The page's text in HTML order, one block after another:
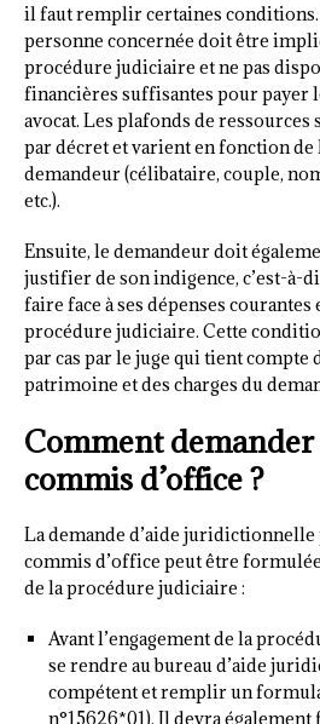
il faut remplir certaines conditions.
personne concernée doit être
procédure judiciaire et ne pas
financières suffisantes pour payer
avocat. Les plafonds de ressources
par décret et varient en fonction
demandeur (célibataire, couple,
etc.).
Ensuite, le demandeur doit
justifier de son indigence, c’est-à-
faire face à ses dépenses courantes
procédure judiciaire. Cette
par cas par le juge qui tient compte
patrimoine et des charges du
Comment
commis d’office ?
La demande d’aide
commis d’office peut être
de la procédure judiciaire :
Avant l’engagement de la
se rendre au bureau d’aide
compétent et remplir un
n°15626*01). Il devra